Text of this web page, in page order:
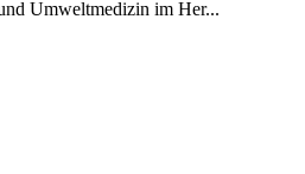
Umweltmedizin im Her...